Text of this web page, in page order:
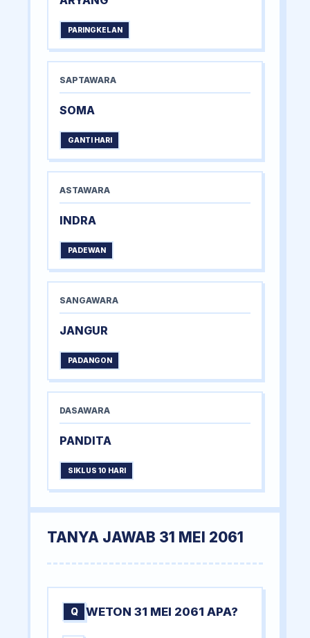
PARINGKELAN
SAPTAWARA
SOMA
GANTI HARI
ASTAWARA
INDRA
PADEWAN
SANGAWARA
JANGUR
PADANGON
DASAWARA
PANDITA
SIKLUS 10 HARI
TANYA JAWAB 31 MEI 2061
Q WETON 31 MEI 2061 APA?